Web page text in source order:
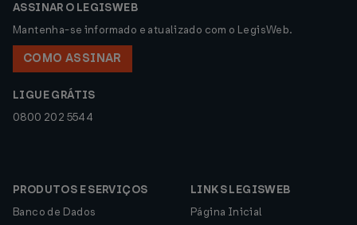
ASSINAR O LEGISWEB
Mantenha-se informado e atualizado com o LegisWeb.
COMO ASSINAR
LIGUE GRÁTIS
0800 202 5544
PRODUTOS E SERVIÇOS
Banco de Dados
LINKS LEGISWEB
Página Inicial